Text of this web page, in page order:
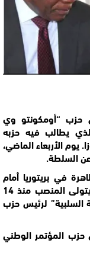
“أومكونتو وي
يطالب فيه حزبه
يوم الأربعاء الماضي،
السلطة.
في بريتوريا أمام
القصر الرئاسي، مطالبًا برحيل رامافوزا، الذي يتولى المنصب منذ 14
السلبية” لرئيس حزب
حزب المؤتمر الوطني